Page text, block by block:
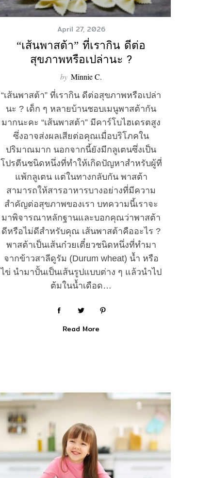
April 27, 2026
“เส้นพาสต้า” ที่เรากิน ดีต่อ
สุขภาพหรือเปล่านะ ?
by Minnie C.
“เส้นพาสต้า” ที่เรากิน ดีต่อสุขภาพหรือเปล่า
นะ ? เด็ก ๆ หลายบ้านชอบเมนูพาสต้ากัน
มากนะคะ “เส้นพาสต้า” มีคาร์โบไฮเดรตสูง
ซึ่งอาจส่งผลเสียต่อคุณเมื่อบริโภคใน
ปริมาณมาก นอกจากนี้ยังมีกลูเตนซึ่งเป็น
โปรตีนชนิดหนึ่งที่ทำให้เกิดปัญหาสำหรับผู้ที่
แพ้กลูเตน แต่ในทางกลับกัน พาสต้า
สามารถให้สารอาหารบางอย่างที่มีความ
สำคัญต่อสุขภาพของเรา บทความนี้เราจะ
มาพิจารณาหลักฐานและบอกคุณว่าพาสต้า
ดีหรือไม่ดีสำหรับคุณ เส้นพาสต้าคืออะไร ?
พาสต้าเป็นเส้นก๋วยเตี๋ยวชนิดหนึ่งที่ทำมา
จากข้าวสาลีดูรัม (Durum wheat) น้ำ หรือ
ไข่ นำมาปั้นเป็นเส้นรูปแบบต่าง ๆ แล้วนำไป
ต้มในน้ำเดือด…
Read More